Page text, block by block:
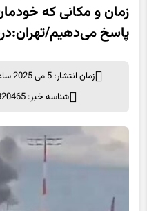
اصابت موشک به
زمان و مکانی که
زمان انتشار: 5 می 2025 ساعت 11:48